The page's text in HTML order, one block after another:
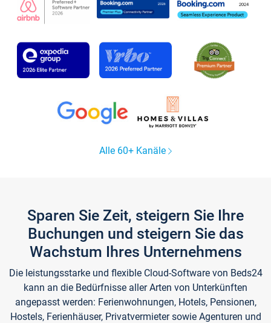
Alle 60+ Kanäle
Sparen Sie Zeit, steigern Sie Ihre
Buchungen und steigern Sie das
Wachstum Ihres Unternehmens
Die leistungsstarke und flexible Cloud-Software von Beds24
kann an die Bedürfnisse aller Arten von Unterkünften
angepasst werden: Ferienwohnungen, Hotels, Pensionen,
Hostels, Ferienhäuser, Privatvermieter sowie Agenturen und